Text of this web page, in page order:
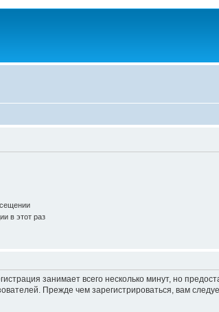
в этот раз
занимает всего несколько минут, но
Прежде чем зарегистрироваться, вам